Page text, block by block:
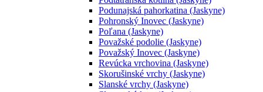
Podunajská pahorkatina (Jaskyne)
Pohronský Inovec (Jaskyne)
Poľana (Jaskyne)
Považské podolie (Jaskyne)
Považský Inovec (Jaskyne)
Revúcka vrchovina (Jaskyne)
Skorušinské vrchy (Jaskyne)
Slanské vrchy (Jaskyne)